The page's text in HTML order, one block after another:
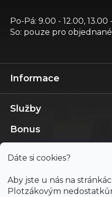
Dáte si cookies?
Aby jste u nás na
Plotzákovým
Informace
Služby
Bonus
Po-Pá: 9.00 - 12.00, 13.00
So: pouze pro objednané